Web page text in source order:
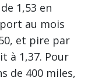
1,53 en
au mois
et pire par
à 1,37. Pour
de 400 miles,